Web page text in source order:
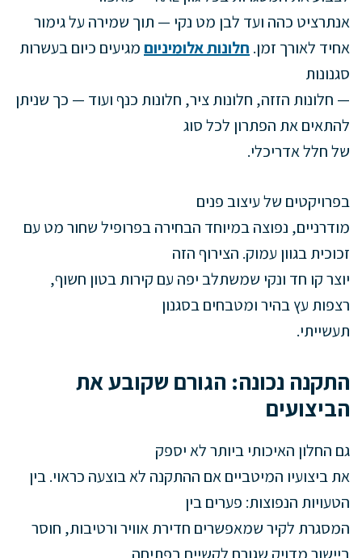
אנתרציט כהה ועד לבן מט נקי — תוך שמירה על גימור
אחיד לאורך זמן. חלונות אלומיניוםמגיעים כיום בעשרות
סגנונות
— חלונות הזזה, חלונות ציר, חלונות כנף ועוד — כך שניתן
להתאים את הפתרון לכל סוג
של חלל אדריכלי.
בפרויקטים של עיצוב פנים
מודרניים, נפוצה במיוחד הבחירה בפרופיל שחור מט עם
זכוכית בגוון עמוק. הצירוף הזה
יוצר קו חד ונקי שמשתלב יפה עם קירות בטון חשוף,
רצפות עץ בהיר ומטבחים בסגנון
תעשייתי.
התקנה נכונה: הגורם שקובע את
הביצועים
גם החלון האיכותי ביותר לא יספק
את ביצועיו המיטביים אם ההתקנה לא בוצעה כראוי. בין
הטעויות הנפוצות: פערים בין
המסגרת לקיר שמאפשרים חדירת אוויר ורטיבות, חוסר
ביישור מדויק שגורם לקשיים בפתיחה